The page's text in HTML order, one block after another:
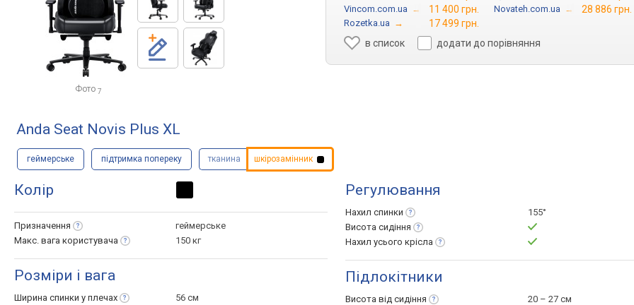
Фото 7
Vincom.com.ua → 11 400 грн. Novateh.com.ua → 28 886 грн.
Rozetka.ua →
17 499 грн.
в список
додати до порівняння
Anda Seat Novis Plus XL
геймерське підтримка попереку тканина шкірозамінник
Колір
Призначення
геймерське
Макс. вага користувача 150 кг
Розміри і вага
Ширина спинки у плечах
56 см
Регулювання
Нахил спинки
155°
Висота сидіння
Нахил усього крісла
Підлокітники
Висота від сидіння
20 – 27 см